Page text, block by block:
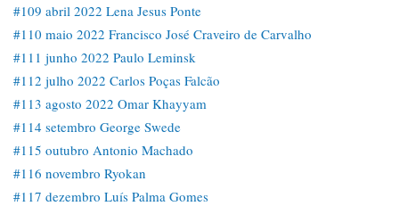
#109 abril 2022 Lena Jesus Ponte
#110 maio 2022 Francisco José Craveiro de Carvalho
#111 junho 2022 Paulo Leminsk
#112 julho 2022 Carlos Poças Falcão
#113 agosto 2022 Omar Khayyam
#114 setembro George Swede
#115 outubro Antonio Machado
#116 novembro Ryokan
#117 dezembro Luís Palma Gomes